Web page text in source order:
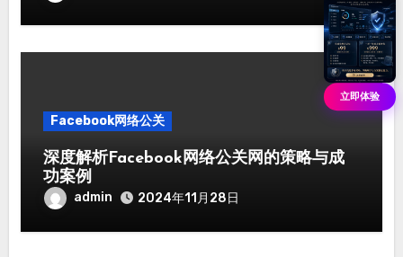
Facebook网络公关
深度解析Facebook网络公关网的策略与成
功案例
admin 2024年11月28日
立即体验